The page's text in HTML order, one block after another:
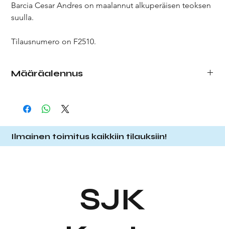
Barcia Cesar Andres on maalannut alkuperäisen teoksen
suulla.
Tilausnumero on F2510.
Määräalennus
määrä kortteja. Tilatessasi enemmän kortteja, saat
1 kpl1,50 € (á 1,50 €)
10 kpl13,00 € (á 1,30 €)
Ilmainen toimitus kaikkiin tilauksiin!
SJK